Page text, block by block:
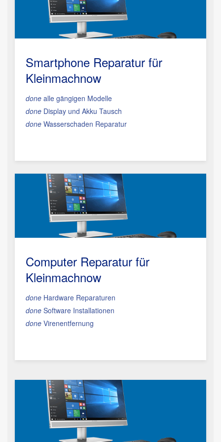
Smartphone Reparatur für
Kleinmachnow
done alle gängigen Modelle
done Display und Akku Tausch
done Wasserschaden Reparatur
Computer Reparatur für
Kleinmachnow
done Hardware Reparaturen
done Software Installationen
done Virenentfernung